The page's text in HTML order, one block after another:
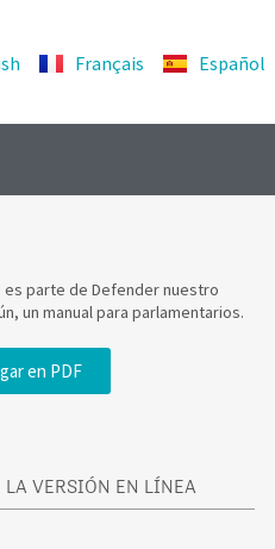
Français Español
es parte de Defender nuestro
un manual para parlamentarios.
en PDF
LA VERSIÓN EN LÍNEA